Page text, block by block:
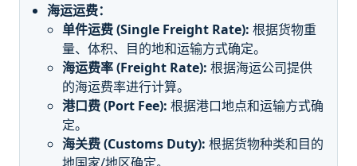
海运运费：
单件运费 (Single Freight Rate): 根据货物重
量、体积、目的地和运输方式确定。
海运费率 (Freight Rate): 根据海运公司提供
的海运费率进行计算。
港口费 (Port Fee): 根据港口地点和运输方式确
定。
海关费 (Customs Duty): 根据货物种类和目的